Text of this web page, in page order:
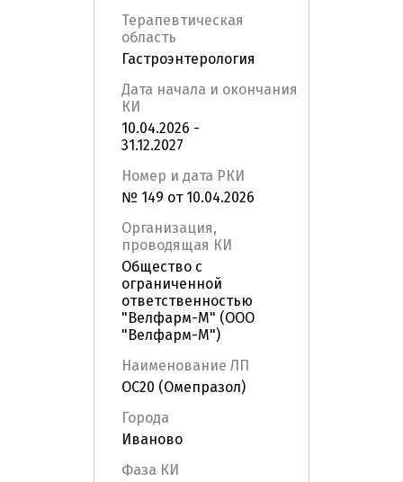
Терапевтическая
область
Гастроэнтерология
Дата начала и окончания
КИ
10.04.2026 -
31.12.2027
Номер и дата РКИ
№ 149 от 10.04.2026
Организация,
проводящая КИ
Общество с
ограниченной
ответственностью
"Велфарм-М" (ООО
"Велфарм-М")
Наименование ЛП
OC20 (Омепразол)
Города
Иваново
Фаза КИ